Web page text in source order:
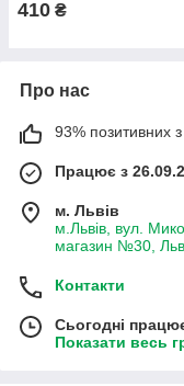
410 ₴
Про нас
93% позитивних з
Працює з
м. Львів
м.Львів, вул.
магазин №30,
Контакти
Сьогодні
Показати весь